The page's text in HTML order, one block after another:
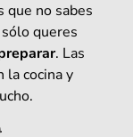
que no sabes
queres
. Las
la cocina y